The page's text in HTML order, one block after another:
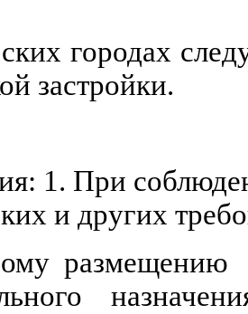
городах
застройки.
1. При
и других
размещению